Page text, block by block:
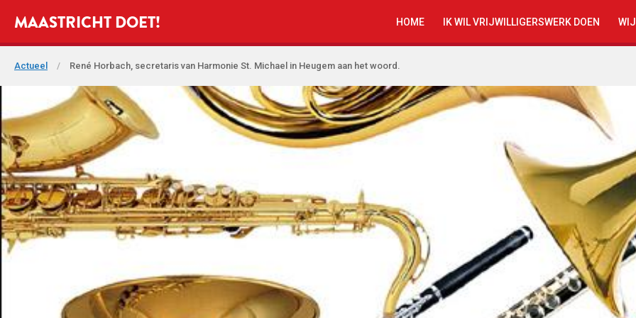
MAASTRICHT DOET! HOME IK WIL VRIJWILLIGERSWERK DOEN
Actueel / René Horbach, secretaris van Harmonie St. Michael in Heugem aan het woord.